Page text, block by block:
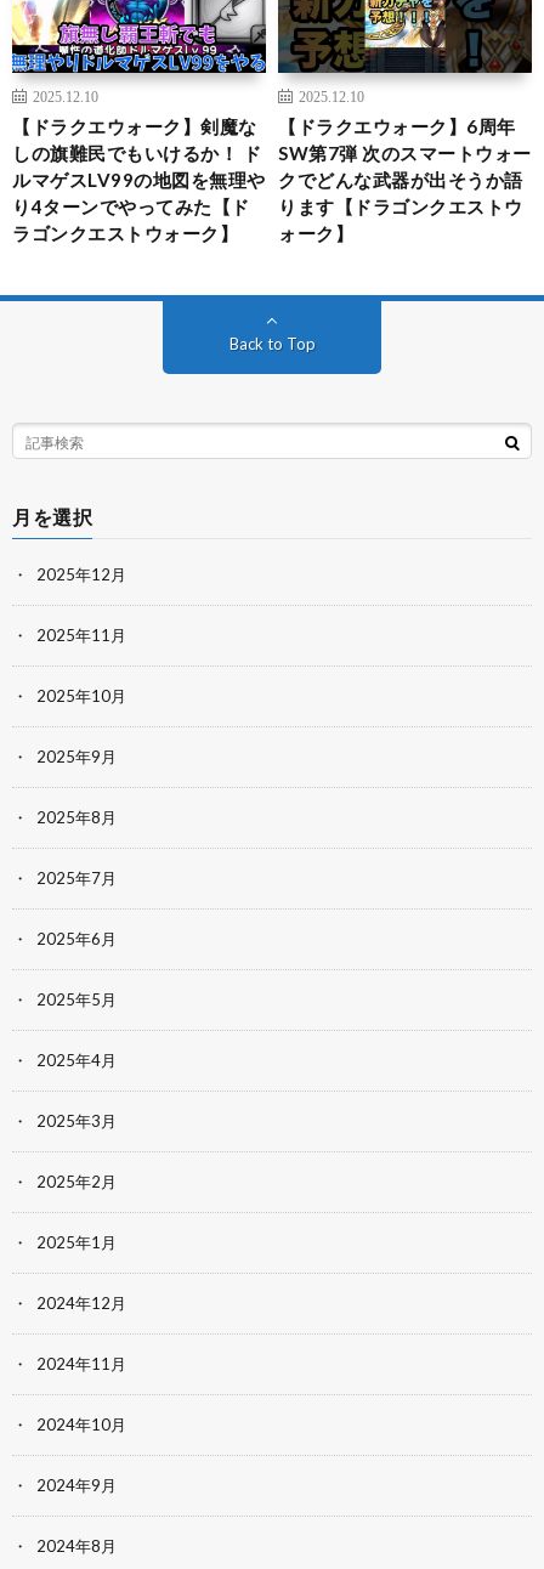
2025.12.10
【ドラクエウォーク】剣魔な
しの旗難民でもいけるか！ ド
ルマゲスLV99の地図を無理や
り4ターンでやってみた【ド
ラゴンクエストウォーク】
2025.12.10
【ドラクエウォーク】6周年
SW第7弾 次のスマートウォー
クでどんな武器が出そうか語
ります【ドラゴンクエストウ
ォーク】
Back to Top
月を選択
2025年12月
2025年11月
2025年10月
2025年9月
2025年8月
2025年7月
2025年6月
2025年5月
2025年4月
2025年3月
2025年2月
2025年1月
2024年12月
2024年11月
2024年10月
2024年9月
2024年8月